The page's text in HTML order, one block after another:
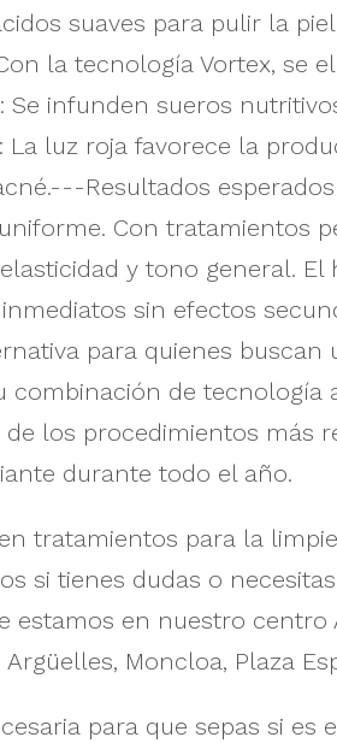
suaves para pulir la
la tecnología Vortex, se
infunden sueros
La luz roja favorece la
Resultados
Con tratamientos
y tono general. El
sin efectos
para quienes
de tecnología
los procedimientos más
durante todo el año.
tratamientos para la
si tienes dudas o
estamos en nuestro centro
Moncloa, Plaza
para que sepas si es